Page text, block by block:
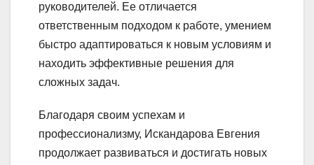
руководителей. Ее отличается
ответственным подходом к работе, умением
быстро адаптироваться к новым условиям и
находить эффективные решения для
сложных задач.
Благодаря своим успехам и
профессионализму, Искандарова Евгения
продолжает развиваться и достигать новых